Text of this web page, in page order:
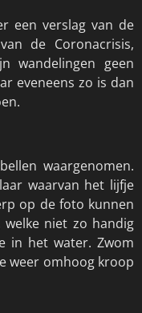
een verslag van de
de Coronacrisis,
wandelingen geen
eveneens zo is dan
waargenomen.
waarvan het lijfje
op de foto kunnen
niet zo handig
in het water. Zwom
weer omhoog kroop